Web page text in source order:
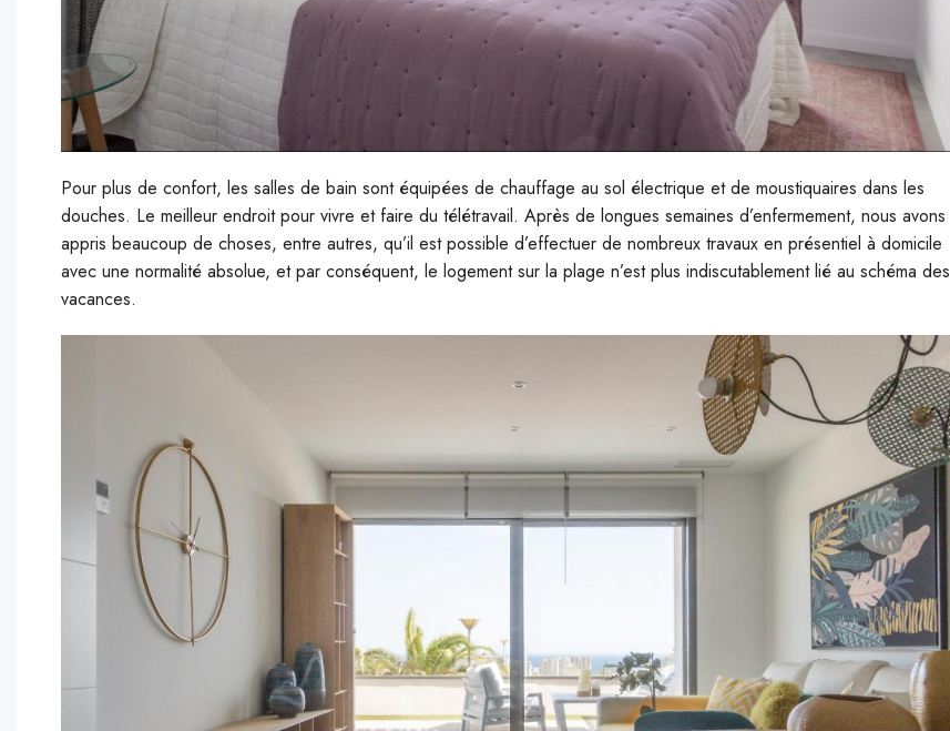
Pour plus de confort, les salles de bain sont équipées de chauffage au sol électrique et de moustiquaires dans les
douches. Le meilleur endroit pour vivre et faire du télétravail. Après de longues semaines d’enfermement, nous avons
appris beaucoup de choses, entre autres, qu’il est possible d’effectuer de nombreux travaux en présentiel à domicile
avec une normalité absolue, et par conséquent, le logement sur la plage n’est plus indiscutablement lié au schéma des
vacances.